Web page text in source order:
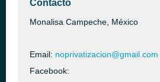
Contacto
Monalisa Campeche, México
Email: noprivatizacion@gmail.com
Facebook: